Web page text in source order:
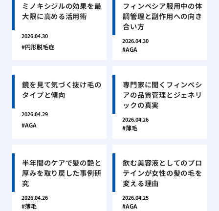
ミノキシジルの効果を最
大限に高める活用術
2026.04.30
円形脱毛症
フィンペシア服用中の体
調管理と副作用への向き
合い方
2026.04.30
AGA
鏡を見て気づく抜け毛の
タイプと傾向
2026.04.29
AGA
専門家に聞くフィンペシ
アの品質管理とジェネリ
ックの真実
2026.04.26
薄毛
半年間のケアで髪の艶と
厚みを取り戻した事例研
究
2026.04.26
薄毛
飲む美容液としてのプロ
テインが女性の髪の毛を
変える理由
2026.04.25
AGA